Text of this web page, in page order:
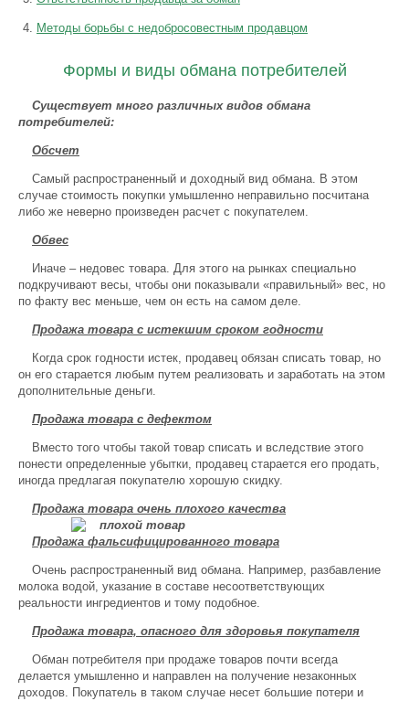
Методы борьбы с недобросовестным продавцом
Формы и виды обмана потребителей
Существует много различных видов обмана
потребителей:
Обсчет
Самый распространенный и доходный вид обмана. В этом
случае стоимость покупки умышленно неправильно посчитана
либо же неверно произведен расчет с покупателем.
Обвес
Иначе – недовес товара. Для этого на рынках специально
подкручивают весы, чтобы они показывали «правильный» вес, но
по факту вес меньше, чем он есть на самом деле.
Продажа товара с истекшим сроком годности
Когда срок годности истек, продавец обязан списать товар, но
он его старается любым путем реализовать и заработать на этом
дополнительные деньги.
Продажа товара с дефектом
Вместо того чтобы такой товар списать и вследствие этого
понести определенные убытки, продавец старается его продать,
иногда предлагая покупателю хорошую скидку.
Продажа товара очень плохого качества
Продажа фальсифицированного товара
Очень распространенный вид обмана. Например, разбавление
молока водой, указание в составе несоответствующих
реальности ингредиентов и тому подобное.
Продажа товара, опасного для здоровья покупателя
Обман потребителя при продаже товаров почти всегда
делается умышленно и направлен на получение незаконных
доходов. Покупатель в таком случае несет большие потери и